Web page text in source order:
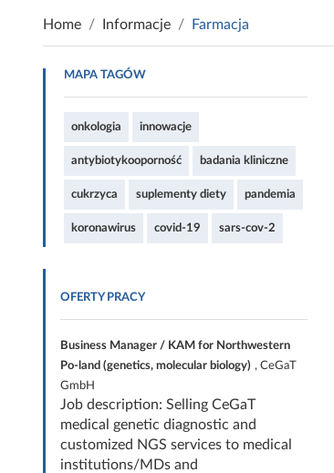
Home Informacje Farmacja
MAPA TAGÓW
onkologia innowacje
antybiotykooporność badania kliniczne
cukrzyca suplementy diety pandemia
koronawirus covid-19 sars-cov-2
OFERTY PRACY
Business Manager / KAM for Northwestern
Po-land (genetics, molecular biology) , CeGaT
GmbH
Job description: Selling CeGaT
medical genetic diagnostic and
customized NGS services to medical
institutions/MDs and